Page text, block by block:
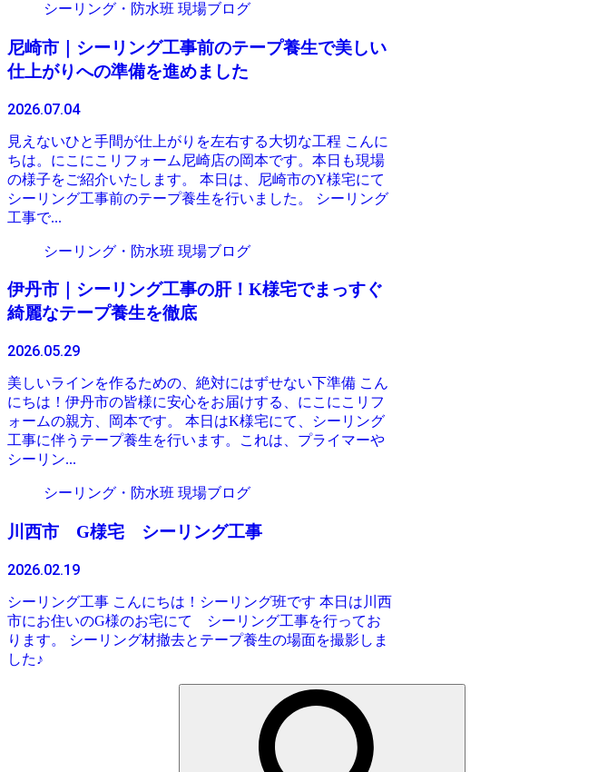
シーリング・防水班 現場ブログ
尼崎市｜シーリング工事前のテープ養生で美しい
仕上がりへの準備を進めました
2026.07.04
見えないひと手間が仕上がりを左右する大切な工程 こんに
ちは。にこにこリフォーム尼崎店の岡本です。本日も現場
の様子をご紹介いたします。 本日は、尼崎市のY様宅にて
シーリング工事前のテープ養生を行いました。 シーリング
工事で...
シーリング・防水班 現場ブログ
伊丹市｜シーリング工事の肝！K様宅でまっすぐ
綺麗なテープ養生を徹底
2026.05.29
美しいラインを作るための、絶対にはずせない下準備 こん
にちは！伊丹市の皆様に安心をお届けする、にこにこリフ
ォームの親方、岡本です。 本日はK様宅にて、シーリング
工事に伴うテープ養生を行います。これは、プライマーや
シーリン...
シーリング・防水班 現場ブログ
川西市 G様宅 シーリング工事
2026.02.19
シーリング工事 こんにちは！シーリング班です 本日は川西
市にお住いのG様のお宅にて シーリング工事を行ってお
ります。 シーリング材撤去とテープ養生の場面を撮影しま
した♪